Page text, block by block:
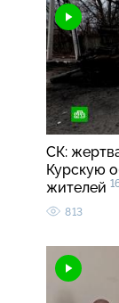
СК:
Курскую
жителей
813